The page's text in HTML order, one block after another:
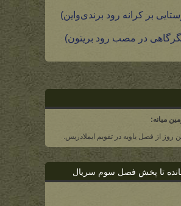
بر کرانه رود برندی‌واین)
در مصب رود بریتون)
میانه:
روز از فصل یاویه در تقویم ایملادریس.
تا پخش فصل سوم سریال